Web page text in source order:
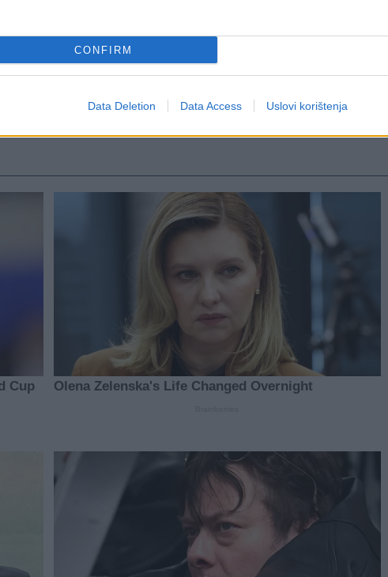
CONFIRM
Data Deletion Data Access Uslovi korištenja